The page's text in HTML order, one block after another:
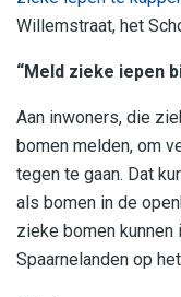
Willemstraat, het
“Meld zieke iepen
Aan inwoners, die
bomen melden, om
tegen te gaan. Dat
als bomen in de
zieke bomen
Spaarnelanden op